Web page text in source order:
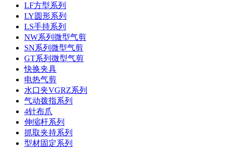
LF方型系列
LY圆形系列
LS手持系列
NW系列微型气剪
SN系列微型气剪
GT系列微型气剪
快换夹具
电热气剪
水口夹VGRZ系列
气动拨指系列
4针布爪
伸缩杆系列
抓取夹持系列
型材固定系列